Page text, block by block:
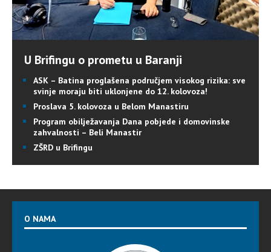
U Brifingu o prometu u Baranji
ASK – Batina proglašena područjem visokog rizika: sve
svinje moraju biti uklonjene do 12. kolovoza!
Proslava 5. kolovoza u Belom Manastiru
Program obilježavanja Dana pobjede i domovinske
zahvalnosti – Beli Manastir
ZŠRD u Brifingu
O NAMA